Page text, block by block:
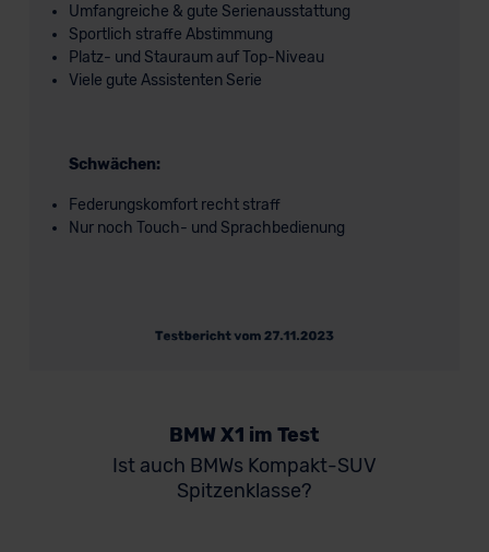
Umfangreiche & gute Serienausstattung
Sportlich straffe Abstimmung
Platz- und Stauraum auf Top-Niveau
Viele gute Assistenten Serie
Schwächen:
Federungskomfort recht straff
Nur noch Touch- und Sprachbedienung
BMW X1 im Test
Ist auch BMWs Kompakt-SUV
Spitzenklasse?